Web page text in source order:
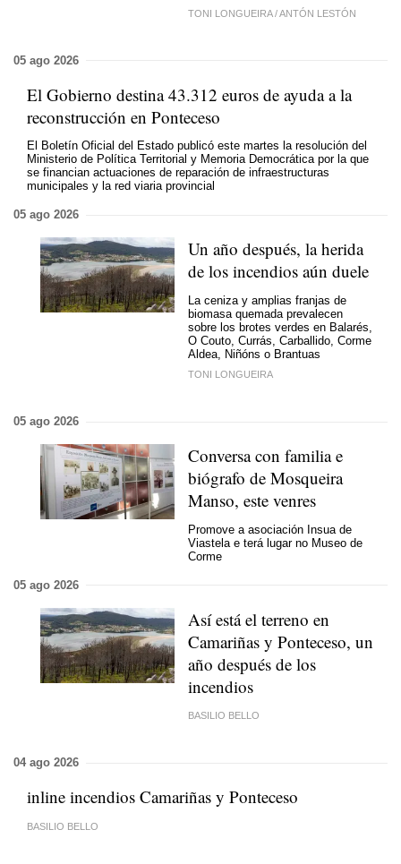
TONI LONGUEIRA /ANTÓN LESTÓN
05 ago 2026
El Gobierno destina 43.312 euros de ayuda a la
reconstrucción en Ponteceso
El Boletín Oficial del Estado publicó este martes la resolución del
Ministerio de Política Territorial y Memoria Democrática por la que
se financian actuaciones de reparación de infraestructuras
municipales y la red viaria provincial
05 ago 2026
Un año después, la herida
de los incendios aún duele
La ceniza y amplias franjas de
biomasa quemada prevalecen
sobre los brotes verdes en Balarés,
O Couto, Currás, Carballido, Corme
Aldea, Niñóns o Brantuas
TONI LONGUEIRA
05 ago 2026
Conversa con familia e
biógrafo de Mosqueira
Manso, este venres
Promove a asociación Insua de
Viastela e terá lugar no Museo de
Corme
05 ago 2026
Así está el terreno en
Camariñas y Ponteceso, un
año después de los
incendios
BASILIO BELLO
04 ago 2026
inline incendios Camariñas y Ponteceso
BASILIO BELLO